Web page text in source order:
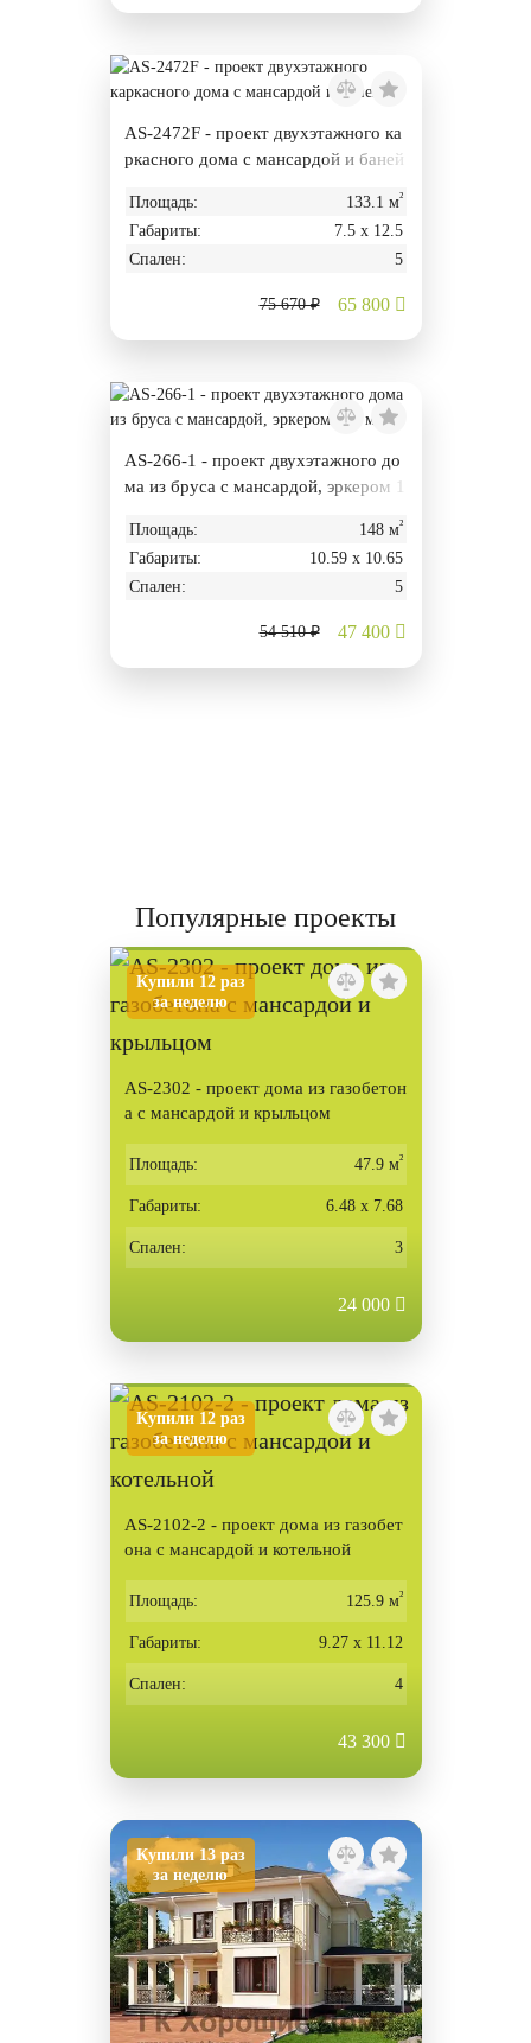
AS-2472F - проект двухэтажного ка
ркасного дома с мансардой и баней
Площадь: 133.1 м²
Габариты:
7.5 х 12.5
Спален:
5
75 670 ₽ 65 800
AS-266-1 - проект двухэтажного до
ма из бруса с мансардой, эркером 1
Площадь: 148 м²
Габариты:
10.59 х 10.65
Спален:
5
54 510 ₽ 47 400
Популярные проекты
Купили 12 раз
за неделю
AS-2302 - проект дома из газобетон
а с мансардой и крыльцом
Площадь: 47.9 м²
Габариты: 6.48 х 7.68
Спален: 3
24 000
Купили 12 раз
за неделю
AS-2102-2 - проект дома из газобет
она с мансардой и котельной
Площадь: 125.9 м²
Габариты: 9.27 х 11.12
Спален: 4
43 300
Купили 13 раз
за неделю